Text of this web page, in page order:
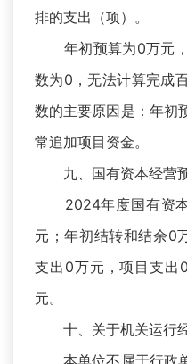
排的支出（项）。
年初预算为0万元，
数为0，无法计算完成
数的主要原因是：年初
常追加项目资金。
九、国有资本经营
2024年度国有资本
元；年初结转和结余0
支出0万元，项目支出
元。
十、关于机关运行